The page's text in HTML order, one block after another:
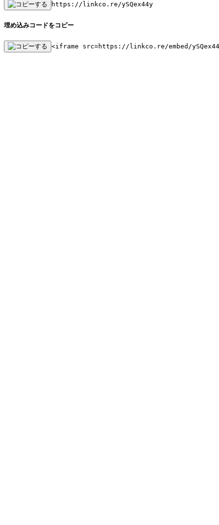
https://linkco.re/ySQex44y
埋め込みコードをコピー
<iframe src=https://linkco.re/embed/